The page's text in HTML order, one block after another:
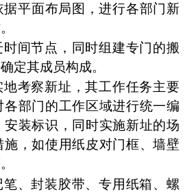
据平面布局图，进行各部门新
间节点，同时组建专门的搬
定其成员构成。
考察新址，其工作任务主要
部门的工作区域进行统一编
装标识，同时实施新址的场
，如使用纸皮对门框、墙壁
、封装胶带、专用纸箱、螺